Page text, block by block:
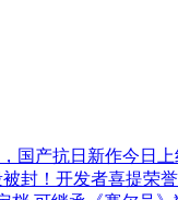
国产抗日新作今日上
被封！开发者喜提荣